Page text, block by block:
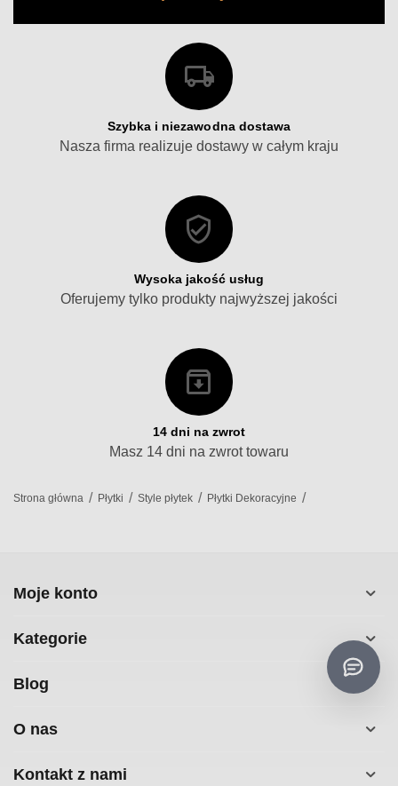
Szybka i niezawodna dostawa
Nasza firma realizuje dostawy w całym kraju
Wysoka jakość usług
Oferujemy tylko produkty najwyższej jakości
14 dni na zwrot
Masz 14 dni na zwrot towaru
Strona główna / Płytki / Style płytek / Płytki Dekoracyjne /
Moje konto
Kategorie
Blog
O nas
Kontakt z nami